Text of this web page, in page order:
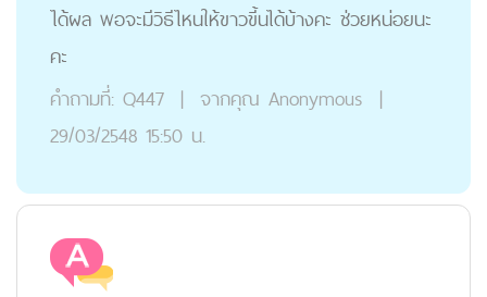
ได้ผล พอจะมีวิธีไหนให้ขาวขี้นได้บ้างคะ ช่วยหน่อยนะ
คะ
คำถามที่: Q447 | จากคุณ Anonymous |
29/03/2548 15:50 น.